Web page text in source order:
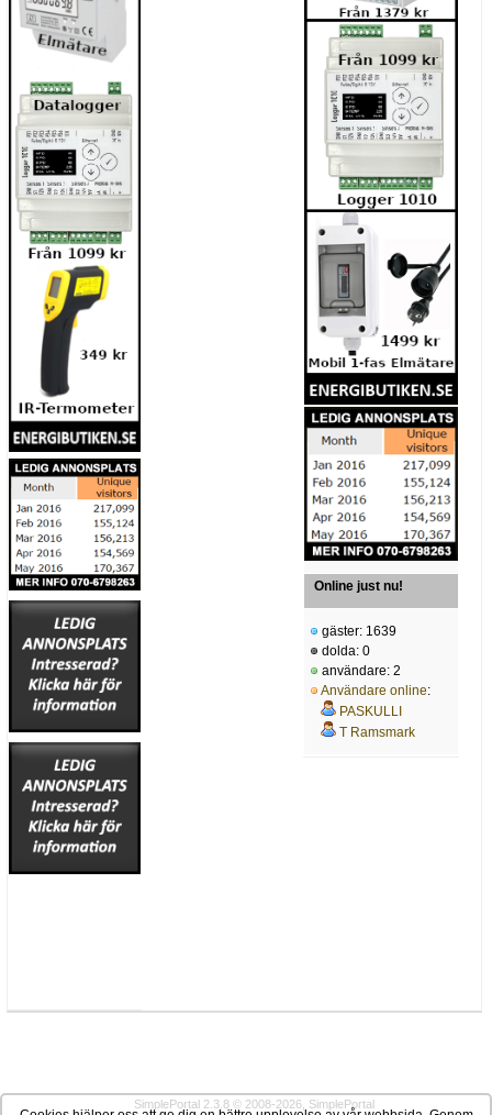
Online just nu!
gäster: 1639
dolda: 0
användare: 2
Användare online:
PASKULLI
T Ramsmark
SimplePortal 2.3.8 © 2008-2026, SimplePortal